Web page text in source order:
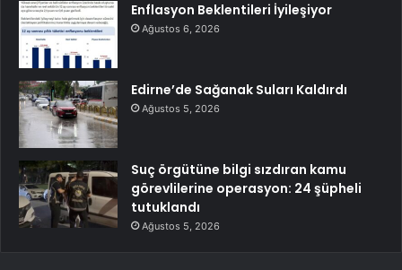
Enflasyon Beklentileri İyileşiyor
Ağustos 6, 2026
Edirne’de Sağanak Suları Kaldırdı
Ağustos 5, 2026
Suç örgütüne bilgi sızdıran kamu
görevlilerine operasyon: 24 şüpheli
tutuklandı
Ağustos 5, 2026